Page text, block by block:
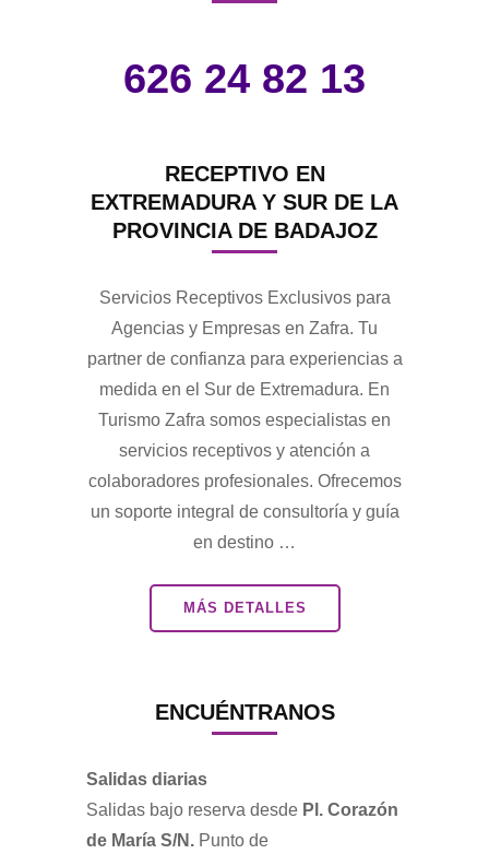
626 24 82 13
RECEPTIVO EN
EXTREMADURA Y SUR DE LA
PROVINCIA DE BADAJOZ
Servicios Receptivos Exclusivos para
Agencias y Empresas en Zafra. Tu
partner de confianza para experiencias a
medida en el Sur de Extremadura. En
Turismo Zafra somos especialistas en
servicios receptivos y atención a
colaboradores profesionales. Ofrecemos
un soporte integral de consultoría y guía
en destino …
MÁS DETALLES
ENCUÉNTRANOS
Salidas diarias
Salidas bajo reserva desde Pl. Corazón
de María S/N. Punto de